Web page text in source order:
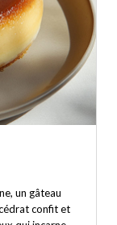
un gâteau
confit et